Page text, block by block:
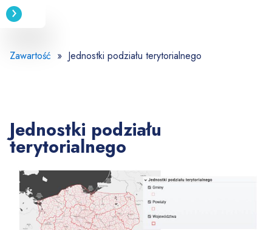
Przejdź
do
Zawartość » Jednostki podziału terytorialnego
Jednostki podziału
terytorialnego